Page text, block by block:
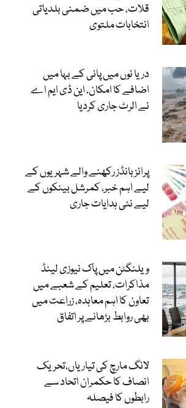
قلات، حب میں ضمنی بلدیاتی
انتخابات ملتوی
دریا ئوں میں پانی کے بہا میں
اضافے کا امکان، این ڈی ایم اے
نے الرٹ جاری کردیا
پرائز بانڈز رکھنے والے شہریوں کے
لیے اہم خبر، کمرشل بینکوں کے
لیے نئی ہدایات جاری
ویلنگٹن میں پاک نیوزی لینڈ
مذاکرات، تعلیم کے شعبے میں
تعاون کا اہم معاہدہ، زراعت میں
بھی روابط بڑھانے پر اتفاق
لانگ مارچ کی تیاریاں،تحریک
انصاف کا حکمران اتحاد سے
رابطوں کا فیصلہ